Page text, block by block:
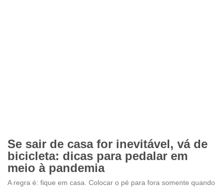
Se sair de casa for inevitável, vá de
bicicleta: dicas para pedalar em
meio à pandemia
A regra é: fique em casa. Colocar o pé para fora somente quando